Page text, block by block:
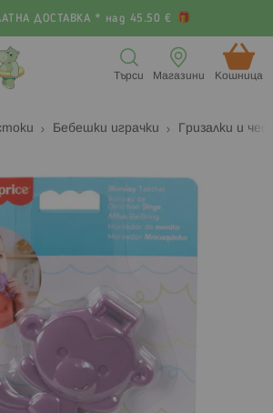
ДОСТАВКА * над 45.50 €
Кошница (
Магазини
Търси
Бебешки играчки Гризалки и